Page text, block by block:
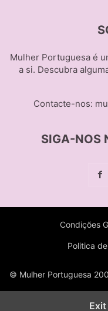
Mulher Portuguesa é
a si. Descubra
Contacte-nos:
SIGA-NOS
Condições
Politica
© Mulher Portuguesa